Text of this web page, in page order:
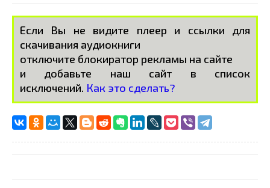
Если Вы не видите плеер и ссылки для
скачивания аудиокниги
отключите блокиратор рекламы на сайте
и добавьте наш сайт в список
исключений. Как это сделать?